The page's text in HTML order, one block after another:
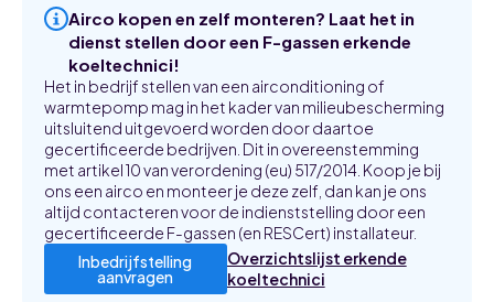
Airco kopen en zelf monteren? Laat het in
dienst stellen door een F-gassen erkende
koeltechnici!
Het in bedrijf stellen van een airconditioning of
warmtepomp mag in het kader van milieubescherming
uitsluitend uitgevoerd worden door daartoe
gecertificeerde bedrijven. Dit in overeenstemming
met artikel 10 van verordening (eu) 517/2014. Koop je bij
ons een airco en monteer je deze zelf, dan kan je ons
altijd contacteren voor de indienststelling door een
gecertificeerde F-gassen (en RESCert) installateur.
Inbedrijfstelling
aanvragen
Overzichtslijst erkende
koeltechnici